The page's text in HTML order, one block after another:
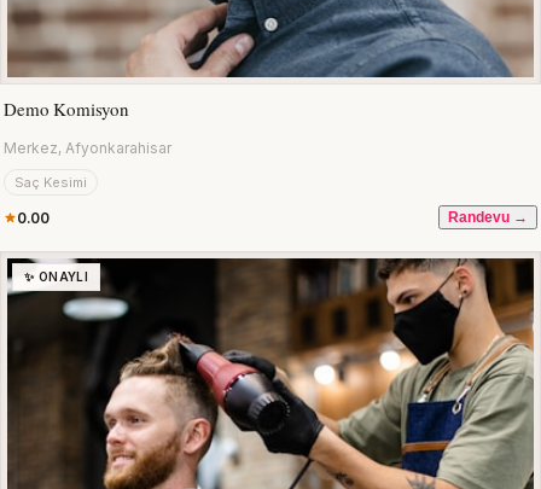
Demo Komisyon
Merkez, Afyonkarahisar
Saç Kesimi
0.00 Randevu →
✨ ONAYLI